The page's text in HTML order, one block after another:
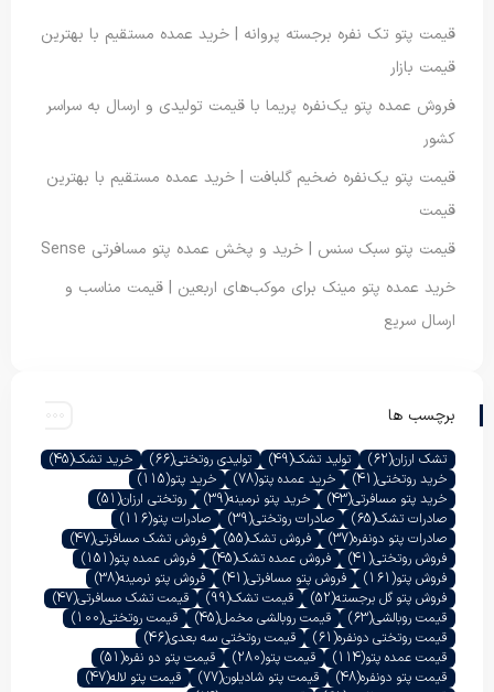
قیمت پتو تک نفره برجسته پروانه | خرید عمده مستقیم با بهترین
قیمت بازار
فروش عمده پتو یک‌نفره پریما با قیمت تولیدی و ارسال به سراسر
کشور
قیمت پتو یک‌نفره ضخیم گلبافت | خرید عمده مستقیم با بهترین
قیمت
قیمت پتو سبک سنس | خرید و پخش عمده پتو مسافرتی Sense
خرید عمده پتو مینک برای موکب‌های اربعین | قیمت مناسب و
ارسال سریع
برچسب ها
تشک ارزان(62) تولید تشک(49) تولیدی روتختی(66) خرید تشک(45)
خرید روتختی(41) خرید عمده پتو(78) خرید پتو(115)
خرید پتو مسافرتی(43) خرید پتو نرمینه(39) روتختی ارزان(51)
صادرات تشک(65) صادرات روتختی(39) صادرات پتو(116)
صادرات پتو دونفره(37) فروش تشک(55) فروش تشک مسافرتی(47)
فروش روتختی(41) فروش عمده تشک(45) فروش عمده پتو(151)
فروش پتو(161) فروش پتو مسافرتی(41) فروش پتو نرمینه(38)
فروش پتو گل برجسته(52) قیمت تشک(99) قیمت تشک مسافرتی(47)
قیمت روبالشی(63) قیمت روبالشی مخمل(45) قیمت روتختی(100)
قیمت روتختی دونفره(61) قیمت روتختی سه بعدی(46)
قیمت عمده پتو(114) قیمت پتو(280) قیمت پتو دو نفره(51)
قیمت پتو دونفره(48) قیمت پتو شادیلون(77) قیمت پتو لاله(47)